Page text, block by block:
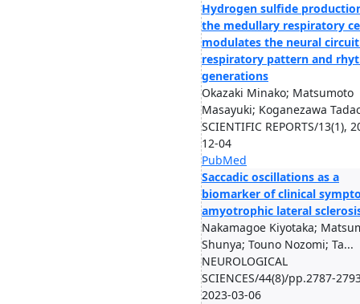
Hydrogen sulfide
the medullary respiratory
modulates the neural
respiratory pattern and
generations
Okazaki Minako; Matsumoto
Masayuki; Koganezawa
SCIENTIFIC REPORTS/13(1),
12-04
PubMed
Saccadic oscillations as a
biomarker of clinical
amyotrophic lateral
Nakamagoe Kiyotaka;
Shunya; Touno Nozomi; Ta...
NEUROLOGICAL
SCIENCES/44(8)/pp.2787-
2023-03-06